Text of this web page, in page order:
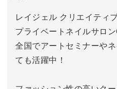
レイジェル クリエイティ
プライベートネイルサロ
全国でアートセミナーや
ても活躍中！